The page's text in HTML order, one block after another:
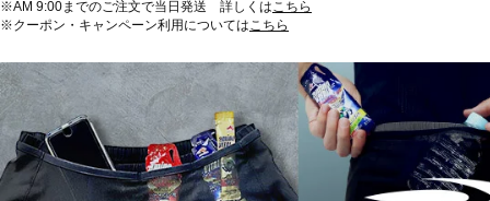
※AM 9:00までのご注文で当日発送 詳しくはこちら
※クーポン・キャンペーン利用についてはこちら